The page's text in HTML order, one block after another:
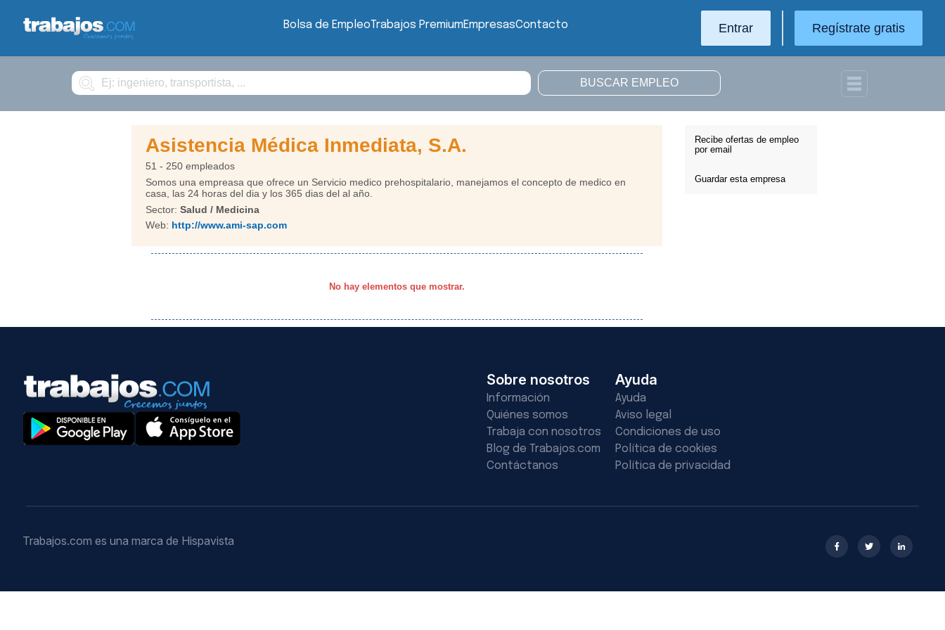
Bolsa de EmpleoTrabajos PremiumEmpresasContacto Entrar Regístrate gratis
Buscar
Recibe ofertas de empleo
por email
Guardar esta empresa
Asistencia Médica Inmediata, S.A.
51 - 250 empleados
Somos una empreasa que ofrece un Servicio medico prehospitalario, manejamos el concepto de medico en
casa, las 24 horas del dia y los 365 dias del al año.
Sector: Salud / Medicina
Web: http://www.ami-sap.com
No hay elementos que mostrar.
Sobre nosotros
Información
Quiénes somos
Trabaja con nosotros
Blog de Trabajos.com
Contáctanos
Ayuda
Ayuda
Aviso legal
Condiciones de uso
Política de cookies
Política de privacidad
Trabajos.com es una marca de Hispavista